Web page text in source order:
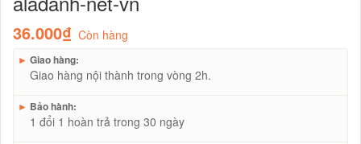
36.000₫ Còn hàng
► Giao hàng:
Giao hàng nội thành trong vòng 2h.
► Bảo hành:
1 đổi 1 hoàn trả trong 30 ngày